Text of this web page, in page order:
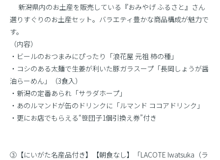
新潟県内のお土産を販売している『おみやげ ふるさと』さん
選りすぐりのお土産セット。バラエティ豊かな商品構成が魅力で
す。
（内容）
・ビールのおつまみにぴったり「浪花屋 元祖 柿の種」
・コシのある太麺で生姜が利いた豚ガラスープ「長岡しょうが醤
油らーめん」（3食入）
・新潟の定番あられ「サラダホープ」
・あのルマンドが缶のドリンクに「ルマンド ココアドリンク」
・更にお店でもらえる“笹団子1個引換え券”付き
③【にいがた名産品付き】【朝食なし】「LACOTE Iwatsuka（ラ